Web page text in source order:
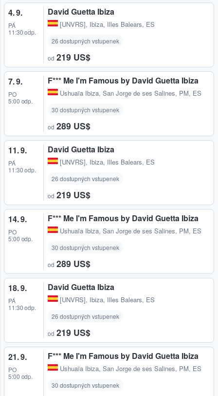
4. 9.
PÁ
11:30 odp.
David Guetta Ibiza
[UNVRS], Ibiza, Illes Balears, ES
26 dostupných vstupenek
od 219 US$
7. 9.
PO
5:00 odp.
F*** Me I'm Famous by David Guetta Ibiza
Ushuaïa Ibiza, San Jorge de ses Salines, PM, ES
30 dostupných vstupenek
od 289 US$
11. 9.
PÁ
11:30 odp.
David Guetta Ibiza
[UNVRS], Ibiza, Illes Balears, ES
26 dostupných vstupenek
od 219 US$
14. 9.
PO
5:00 odp.
F*** Me I'm Famous by David Guetta Ibiza
Ushuaïa Ibiza, San Jorge de ses Salines, PM, ES
30 dostupných vstupenek
od 289 US$
18. 9.
PÁ
11:30 odp.
David Guetta Ibiza
[UNVRS], Ibiza, Illes Balears, ES
26 dostupných vstupenek
od 219 US$
21. 9.
PO
5:00 odp.
F*** Me I'm Famous by David Guetta Ibiza
Ushuaïa Ibiza, San Jorge de ses Salines, PM, ES
30 dostupných vstupenek